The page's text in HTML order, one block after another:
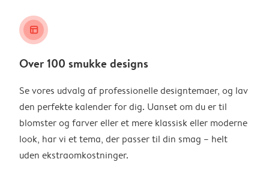
layout_alt
Over 100 smukke designs
Se vores udvalg af professionelle designtemaer, og lav
den perfekte kalender for dig. Uanset om du er til
blomster og farver eller et mere klassisk eller moderne
look, har vi et tema, der passer til din smag – helt
uden ekstraomkostninger.